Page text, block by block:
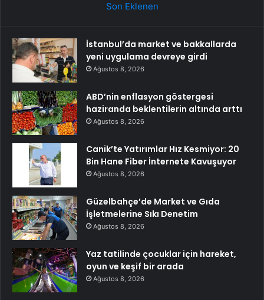
Son Eklenen
İstanbul’da market ve bakkallarda
yeni uygulama devreye girdi
Ağustos 8, 2026
ABD’nin enflasyon göstergesi
haziranda beklentilerin altında arttı
Ağustos 8, 2026
Canik’te Yatırımlar Hız Kesmiyor: 20
Bin Hane Fiber İnternete Kavuşuyor
Ağustos 8, 2026
Güzelbahçe’de Market ve Gıda
İşletmelerine Sıkı Denetim
Ağustos 8, 2026
Yaz tatilinde çocuklar için hareket,
oyun ve keşif bir arada
Ağustos 8, 2026